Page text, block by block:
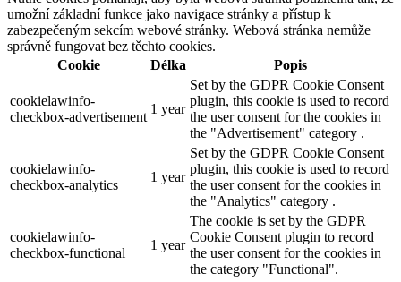
umožní základní funkce jako navigace stránky a přístup k
zabezpečeným sekcím webové stránky. Webová stránka nemůže
správně fungovat bez těchto cookies.
Cookie
Délka Popis
cookielawinfo-
checkbox-advertisement
1 year
Set by the GDPR Cookie Consent
plugin, this cookie is used to record
the user consent for the cookies in
the "Advertisement" category .
cookielawinfo-
checkbox-analytics
1 year
Set by the GDPR Cookie Consent
plugin, this cookie is used to record
the user consent for the cookies in
the "Analytics" category .
cookielawinfo-
checkbox-functional
1 year
The cookie is set by the GDPR
Cookie Consent plugin to record
the user consent for the cookies in
the category "Functional".